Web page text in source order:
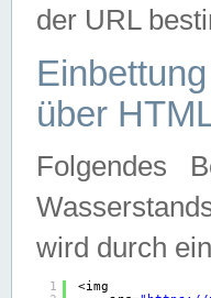
der URL
über
Folgendes
wird durch
1
<img